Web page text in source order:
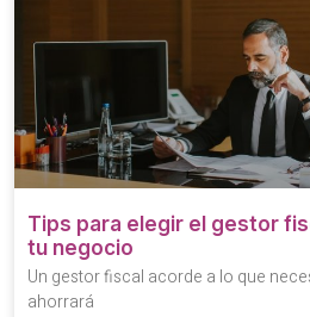
Tips para elegir el gestor
tu negocio
Un gestor fiscal acorde a lo que
ahorrará